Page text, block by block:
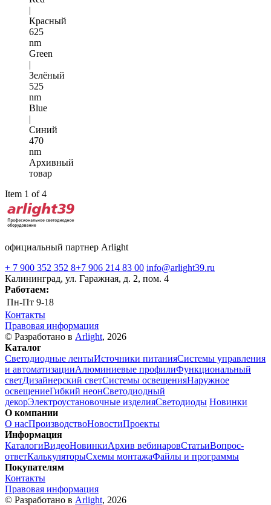
|
Красный
625
nm
Green
|
Зелёный
525
nm
Blue
|
Синий
470
nm
Архивный
товар
Item 1 of 4
официальный партнер Arlight
+ 7 900 352 352 8+7 906 214 83 00 info@arlight39.ru
Калининград, ул. Гаражная, д. 2, пом. 4
Работаем:
Пн-Пт 9-18
Контакты
Правовая информация
© Разработано в Arlight, 2026
Каталог
Светодиодные лентыИсточники питанияСистемы управления
и автоматизацииАлюминиевые профилиФункциональный
светДизайнерский светСистемы освещенияНаружное
освещениеГибкий неонСветодиодный
декорЭлектроустановочные изделияСветодиоды Новинки
О компании
О насПроизводствоНовостиПроекты
Информация
КаталогиВидеоНовинкиАрхив вебинаровСтатьиВопрос-
ответКалькуляторыСхемы монтажаФайлы и программы
Покупателям
Контакты
Правовая информация
© Разработано в Arlight, 2026